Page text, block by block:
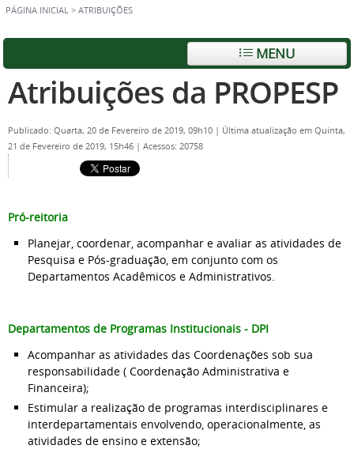
PÁGINA INICIAL > ATRIBUIÇÕES
MENU
Atribuições da PROPESP
Publicado: Quarta, 20 de Fevereiro de 2019, 09h10 | Última atualização em Quinta,
21 de Fevereiro de 2019, 15h46 | Acessos: 20758
Pró-reitoria
Planejar, coordenar, acompanhar e avaliar as atividades de
Pesquisa e Pós-graduação, em conjunto com os
Departamentos Acadêmicos e Administrativos.
Departamentos de Programas Institucionais - DPI
Acompanhar as atividades das Coordenações sob sua
responsabilidade ( Coordenação Administrativa e
Financeira);
Estimular a realização de programas interdisciplinares e
interdepartamentais envolvendo, operacionalmente, as
atividades de ensino e extensão;